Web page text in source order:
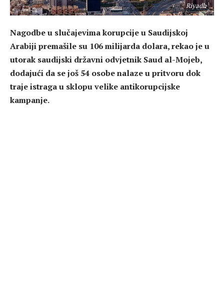
Riyadh
Nagodbe u slučajevima korupcije u Saudijskoj
Arabiji premašile su 106 milijarda dolara, rekao je u
utorak saudijski državni odvjetnik Saud al-Mojeb,
dodajući da se još 54 osobe nalaze u pritvoru dok
traje istraga u sklopu velike antikorupcijske
kampanje.